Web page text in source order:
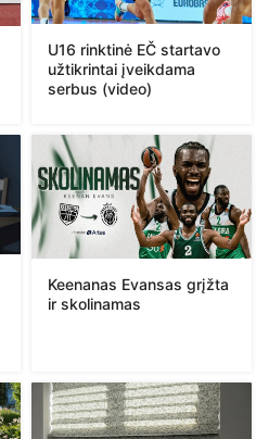
U16 rinktinė EČ startavo
užtikrintai įveikdama
serbus (video)
Keenanas Evansas grįžta
ir skolinamas